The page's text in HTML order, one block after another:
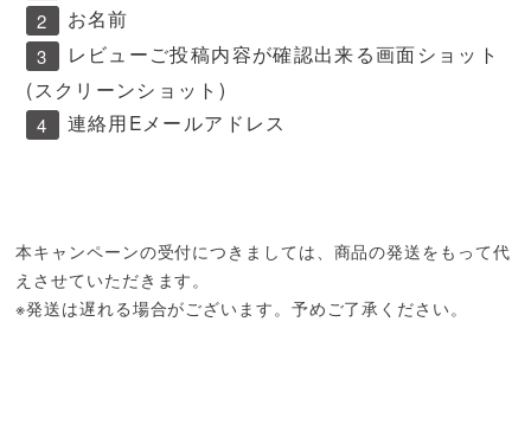
2 お名前
3
レビューご投稿内容が確認出来る画面ショット
(スクリーンショット)
4 連絡用Eメールアドレス
本キャンペーンの受付につきましては、商品の発送をもって代
えさせていただきます。
※発送は遅れる場合がございます。予めご了承ください。